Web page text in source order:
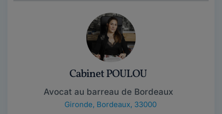
Cabinet POULOU
Avocat au barreau de Bordeaux
Gironde, Bordeaux, 33000